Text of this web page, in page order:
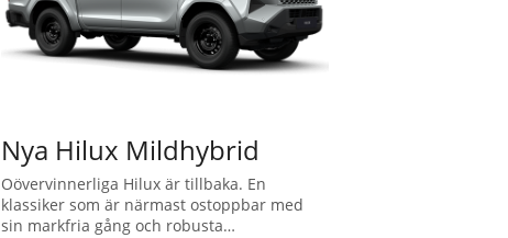
Nya Hilux Mildhybrid
Oövervinnerliga Hilux är tillbaka. En
klassiker som är närmast ostoppbar med
sin markfria gång och robusta